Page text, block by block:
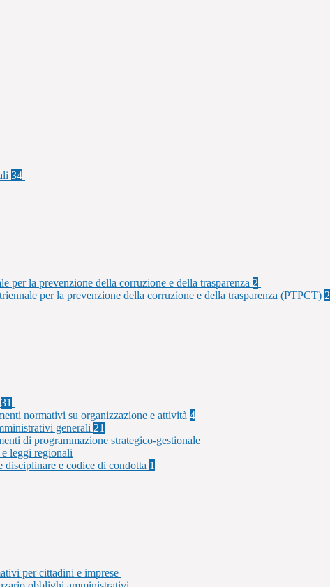
34
per la prevenzione della corruzione e della trasparenza 2
per la prevenzione della corruzione e della trasparenza (PTPCT) 2
31
normativi su organizzazione e attività 4
generali 21
di programmazione strategico-gestionale
e leggi regionali
disciplinare e codice di condotta 1
per cittadini e imprese